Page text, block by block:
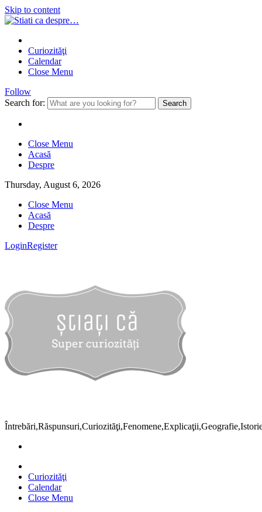
Skip to content
Curiozităţi
Calendar
Close Menu
Follow
Search for:
Close Menu
Acasă
Despre
Thursday, August 6, 2026
Close Menu
Acasă
Despre
LoginRegister
Curiozităţi
Calendar
Close Menu